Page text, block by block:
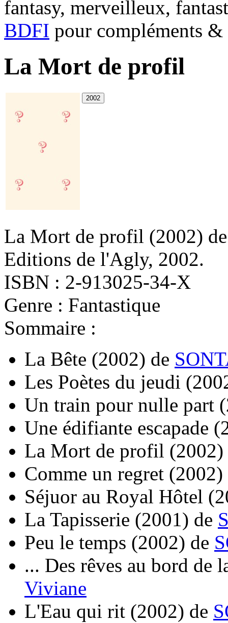
fantasy, merveilleux,
BDFI pour compléments
La Mort de profil
La Mort de profil (2002)
Editions de l'Agly, 2002.
ISBN : 2-913025-34-X
Genre : Fantastique
Sommaire :
La Bête (2002) de
Les Poètes du jeudi
Un train pour nulle part
Une édifiante escapade
La Mort de profil (2002)
Comme un regret (2002)
Séjuor au Royal Hôtel
La Tapisserie (2001) de
Peu le temps (2002) de
... Des rêves au bord de
Viviane
L'Eau qui rit (2002) de